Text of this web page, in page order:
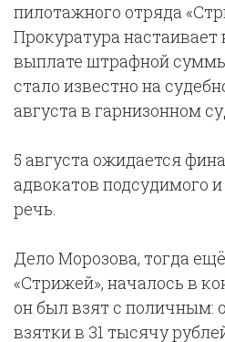
пилотажного отряда
Прокуратура настаивает
выплате штрафной
стало известно на
августа в гарнизонном
5 августа ожидается
адвокатов подсудимого
речь.
Дело Морозова, тогда
«Стрижей», началось в
он был взят с поличным:
взятки в 31 тысячу